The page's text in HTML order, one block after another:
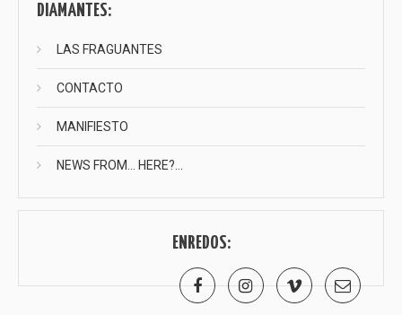
DIAMANTES:
LAS FRAGUANTES
CONTACTO
MANIFIESTO
NEWS FROM… HERE?…
ENREDOS: